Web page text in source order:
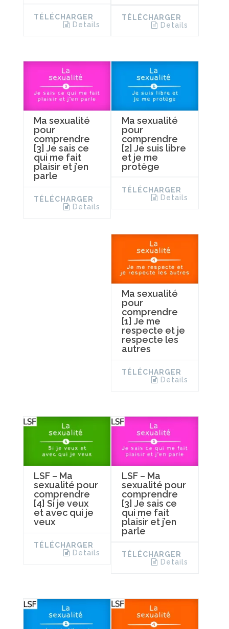
TÉLÉCHARGER
Details
TÉLÉCHARGER
Details
Ma sexualité
pour
comprendre
[3] Je sais ce
qui me fait
plaisir et j’en
parle
TÉLÉCHARGER
Details
Ma sexualité
pour
comprendre
[2] Je suis libre
et je me
protège
TÉLÉCHARGER
Details
Ma sexualité
pour
comprendre
[1] Je me
respecte et je
respecte les
autres
TÉLÉCHARGER
Details
LSF – Ma
sexualité pour
comprendre
[4] Si je veux
et avec qui je
veux
TÉLÉCHARGER
Details
LSF – Ma
sexualité pour
comprendre
[3] Je sais ce
qui me fait
plaisir et j’en
parle
TÉLÉCHARGER
Details